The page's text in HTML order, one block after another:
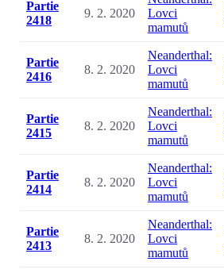
Partie
2418
9. 2. 2020
Lovci
mamutů
Partie
2416
8. 2. 2020
Neanderthal:
Lovci
mamutů
Partie
2415
8. 2. 2020
Neanderthal:
Lovci
mamutů
Partie
2414
8. 2. 2020
Neanderthal:
Lovci
mamutů
Partie
2413
8. 2. 2020
Neanderthal:
Lovci
mamutů